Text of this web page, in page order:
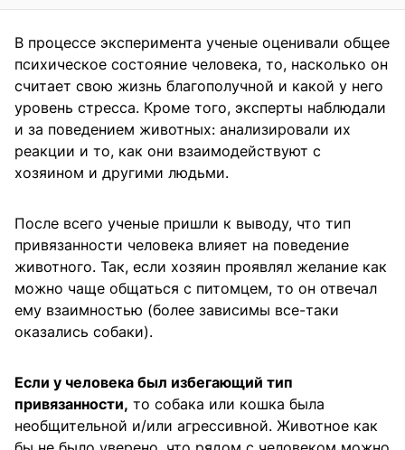
В процессе эксперимента ученые оценивали общее
психическое состояние человека, то, насколько он
считает свою жизнь благополучной и какой у него
уровень стресса. Кроме того, эксперты наблюдали
и за поведением животных: анализировали их
реакции и то, как они взаимодействуют с
хозяином и другими людьми.
После всего ученые пришли к выводу, что тип
привязанности человека влияет на поведение
животного. Так, если хозяин проявлял желание как
можно чаще общаться с питомцем, то он отвечал
ему взаимностью (более зависимы все-таки
оказались собаки).
Если у человека был избегающий тип
привязанности, то собака или кошка была
необщительной и/или агрессивной. Животное как